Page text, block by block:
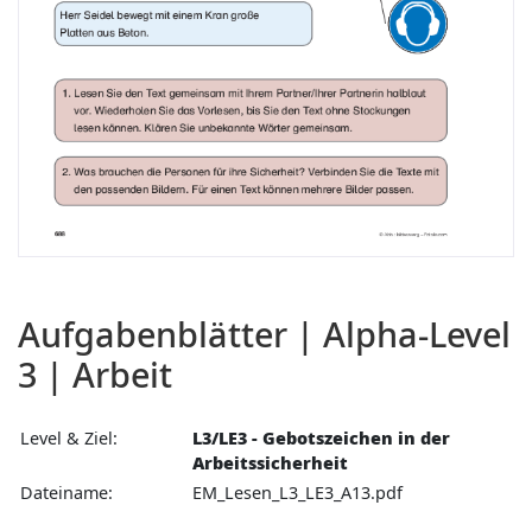
Aufgabenblätter | Alpha-Level
3 | Arbeit
Level & Ziel:
L3/LE3 - Gebotszeichen in der
Arbeitssicherheit
Dateiname:
EM_Lesen_L3_LE3_A13.pdf